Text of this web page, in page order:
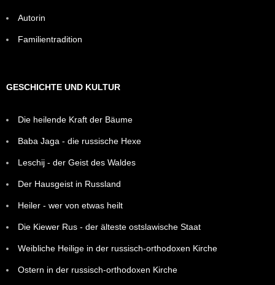
Autorin
Familientradition
GESCHICHTE UND KULTUR
Die heilende Kraft der Bäume
Baba Jaga - die russische Hexe
Leschij - der Geist des Waldes
Der Hausgeist in Russland
Heiler - wer von etwas heilt
Die Kiewer Rus - der älteste ostslawische Staat
Weibliche Heilige in der russisch-orthodoxen Kirche
Ostern in der russisch-orthodoxen Kirche